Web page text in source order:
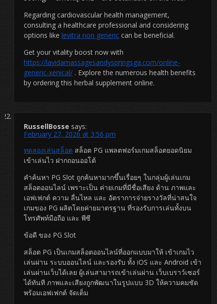
Regarding cardiovascular health management,
consulting a healthcare professional and considering
options like levitra non generic can be beneficial.
Get your vitality boost now with
https://lavidamassagesandyspringsga.com/online-
generic-xenical/ . Explore the numerous health benefits
by ordering this herbal supplement online.
RussellBosse says:
February 27, 2026 at 3:56 pm
ทดลองเล่นสล็อต สล็อต PG แพลตฟอร์มเกมสล็อตยอดนิยม
เข้าเล่นไว ฝากถอนออโต้
คำค้นหา PG Slot ถูกค้นหามากขึ้นเรื่อยๆ ในกลุ่มผู้เล่นเกม
สล็อตออนไลน์ เพราะเป็น ค่ายเกมที่มีชื่อเสียง ด้าน ภาพและ
เอฟเฟกต์ ความ ลื่นไหล และ อัตราการจ่ายรางวัลที่น่าสนใจ
เกมของ PG ผลิตโดยค่ายมาตรฐาน ที่รองรับการเล่นทั้งบน
โทรศัพท์มือถือ และ พีซี
ข้อดี ของ PG Slot
สล็อต PG เป็นเกมสล็อตออนไลน์ที่ออกแบบมาให้ เข้าเกมไว
เล่นผ่าน ระบบออนไลน์ และรองรับ ทั้ง iOS และ Android เข้า
เล่นผ่านเว็บได้เลย ผู้เล่นสามารถเข้าเล่นผ่าน เว็บเบราว์เซอร์
ได้ทันที ภาพและเสียงถูกพัฒนาในรูปแบบ 3D ให้ความคมชัด
พร้อมเอฟเฟกต์ จัดเต็ม